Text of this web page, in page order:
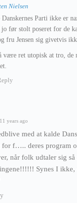
Nielsen
Parti ikke er
jo før stolt poseret for de
fru Jensen sig givetvis
være ret utopisk at tro, de
11 years ago
med at kalde
for f….. deres program
når folk udtaler sig
Synes I